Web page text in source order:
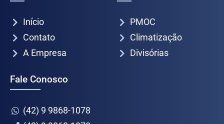
Início
Contato
A Empresa
PMOC
Climatização
Divisórias
Fale Conosco
(42) 9 9868-1078